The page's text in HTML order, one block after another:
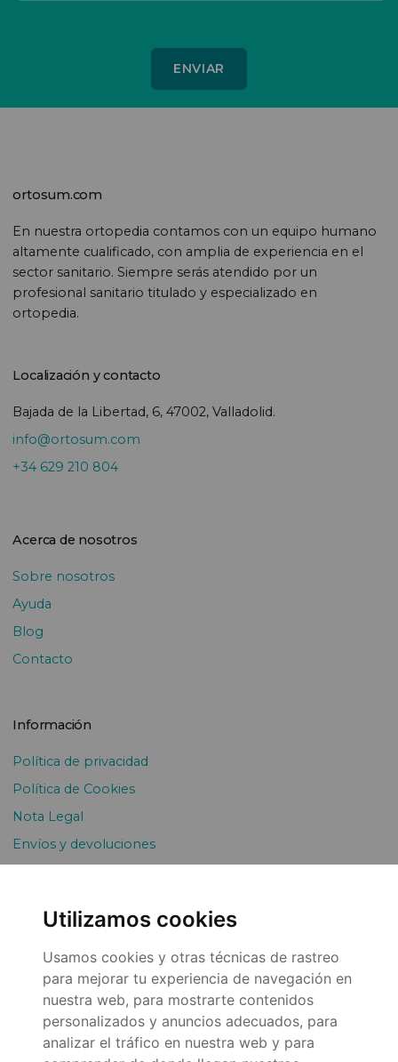
Utilizamos cookies
Usamos cookies y otras técnicas de rastreo
para mejorar tu experiencia de navegación en
nuestra web, para mostrarte contenidos
personalizados y anuncios adecuados, para
analizar el tráfico en nuestra web y para
ortosum.com
En nuestra ortopedia contamos con un equipo humano
altamente cualificado, con amplia de experiencia en el
sector sanitario. Siempre serás atendido por un
profesional sanitario titulado y especializado en
ortopedia.
Localización y contacto
Bajada de la Libertad, 6, 47002, Valladolid.
info@ortosum.com
+34 629 210 804
Acerca de nosotros
Sobre nosotros
Ayuda
Blog
Contacto
Información
Política de privacidad
Política de Cookies
Nota Legal
Envíos y devoluciones
© 2026